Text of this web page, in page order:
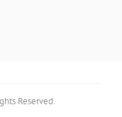
Reserved.